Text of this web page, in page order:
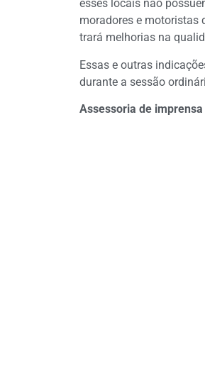
esses locais não
moradores e motoristas
trará melhorias na
Essas e outras
durante a sessão
Assessoria de